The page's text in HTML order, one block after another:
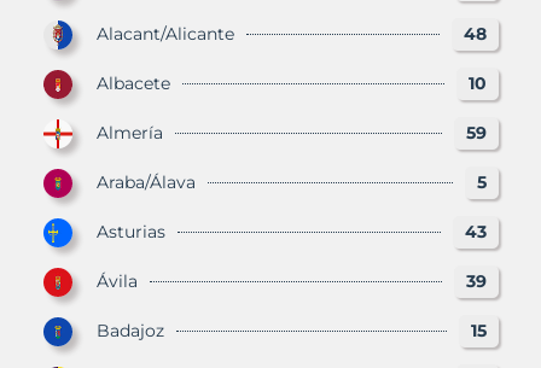
Alacant/Alicante 48
Albacete 10
Almería 59
Araba/Álava 5
Asturias 43
Ávila 39
Badajoz 15